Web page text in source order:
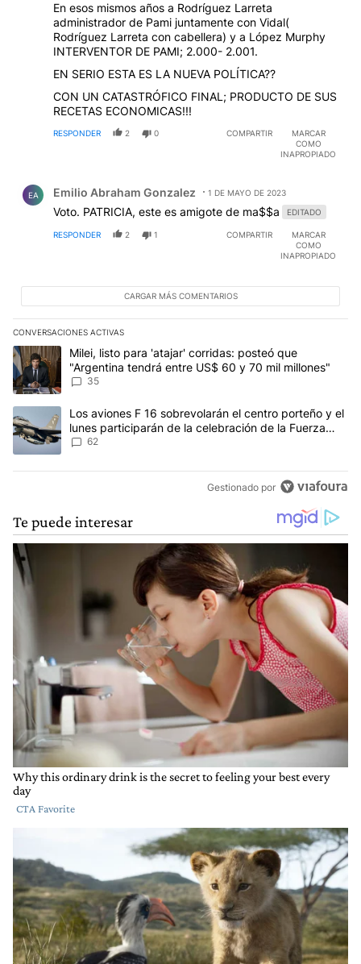
En esos mismos años a Rodríguez Larreta
administrador de Pami juntamente con Vidal(
Rodríguez Larreta con cabellera) y a López Murphy
INTERVENTOR DE PAMI; 2.000- 2.001.
EN SERIO ESTA ES LA NUEVA POLÍTICA??
CON UN CATASTRÓFICO FINAL; PRODUCTO DE SUS
RECETAS ECONOMICAS!!!
RESPONDER 2 0 COMPARTIR
MARCAR
COMO
INAPROPIADO
EA Emilio Abraham Gonzalez 1 DE MAYO DE 2023
Voto. PATRICIA, este es amigote de ma$$a EDITADO
RESPONDER 2 1 COMPARTIR
MARCAR
COMO
INAPROPIADO
CARGAR MÁS COMENTARIOS
CONVERSACIONES ACTIVAS
Este listado muestra los artículos con más comentarios en los
Un artículo de tendencia con el título "Milei, listo para 'atajar'
Milei, listo para 'atajar' corridas: posteó que
"Argentina tendrá entre US$ 60 y 70 mil millones"
35
Un artículo de tendencia con el título "Los aviones F 16
Los aviones F 16 sobrevolarán el centro porteño y el
lunes participarán de la celebración de la Fuerza
Aérea
62
Gestionado por